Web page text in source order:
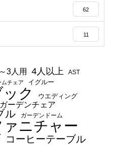
62
11
3人用 4人以上 AST
ムチェア イグルー
ク ウエディング
ガーデンチェア
ル ガーデンドーム
ニチャー
コーヒーテーブル